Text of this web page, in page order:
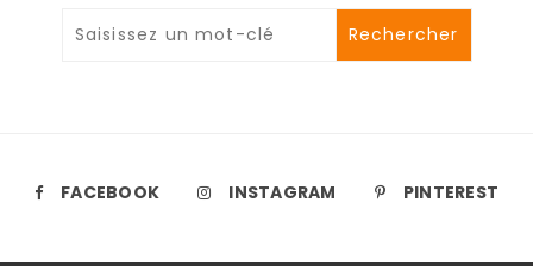
FACEBOOK INSTAGRAM PINTEREST